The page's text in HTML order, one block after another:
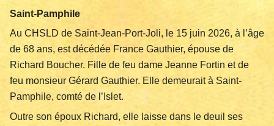
Saint-Pamphile
Au CHSLD de Saint-Jean-Port-Joli, le 15 juin 2026, à l’âge
de 68 ans, est décédée France Gauthier, épouse de
Richard Boucher. Fille de feu dame Jeanne Fortin et de
feu monsieur Gérard Gauthier. Elle demeurait à Saint-
Pamphile, comté de l’Islet.
Outre son époux Richard, elle laisse dans le deuil ses